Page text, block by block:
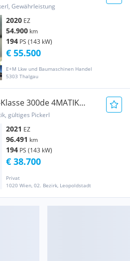
Gewährleistung
2020 EZ
54.900 km
194 PS (143 kW)
E+M Lkw und Baumaschinen Handel
5303 Thalgau
€ 55.500
300de 4MATIK
UP NAV
gültiges Pickerl
2021 EZ
96.491 km
194 PS (143 kW)
Privat
1020 Wien, 02. Bezirk, Leopoldstadt
€ 38.700